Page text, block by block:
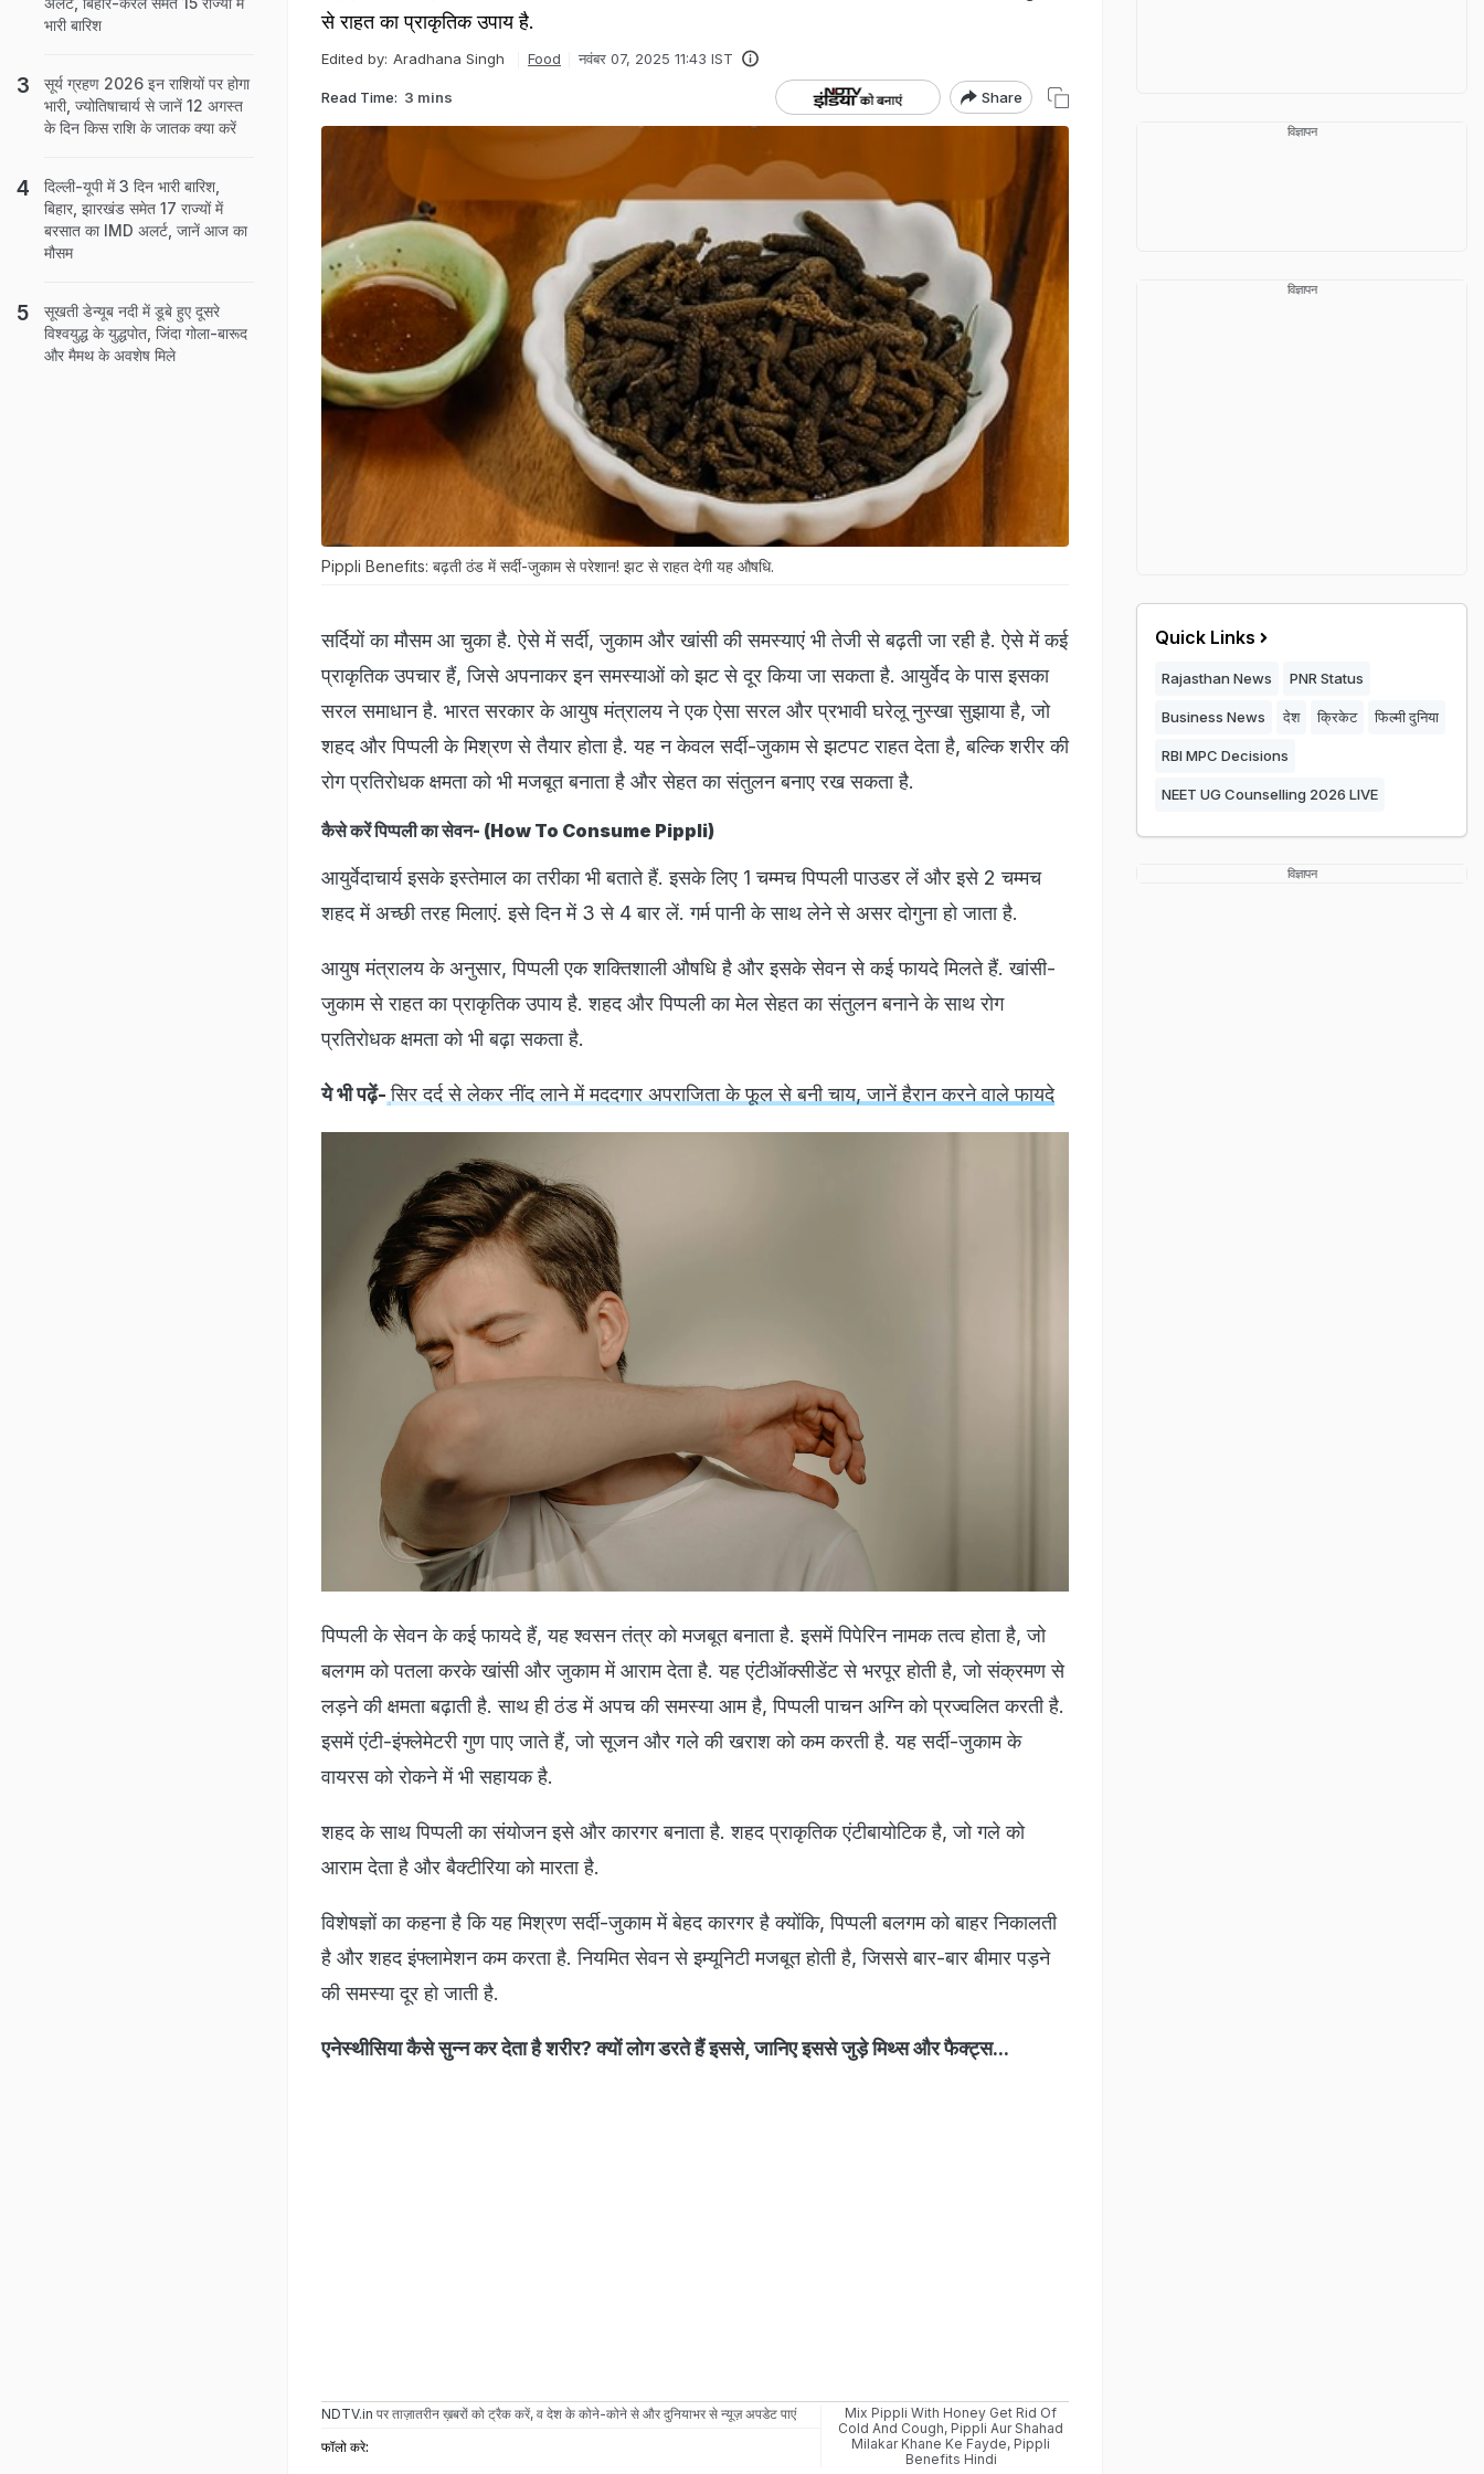
से राहत का प्राकृतिक उपाय है.
Edited by: Aradhana Singh Food नवंबर 07, 2025 11:43 IST
Read Time: 3 mins Share
Pippli Benefits: बढ़ती ठंड में सर्दी-जुकाम से परेशान! झट से राहत देगी यह औषधि.
सर्दियों का मौसम आ चुका है. ऐसे में सर्दी, जुकाम और खांसी की समस्याएं भी तेजी से बढ़ती जा रही है. ऐसे में कई
प्राकृतिक उपचार हैं, जिसे अपनाकर इन समस्याओं को झट से दूर किया जा सकता है. आयुर्वेद के पास इसका
सरल समाधान है. भारत सरकार के आयुष मंत्रालय ने एक ऐसा सरल और प्रभावी घरेलू नुस्खा सुझाया है, जो
शहद और पिप्पली के मिश्रण से तैयार होता है. यह न केवल सर्दी-जुकाम से झटपट राहत देता है, बल्कि शरीर की
रोग प्रतिरोधक क्षमता को भी मजबूत बनाता है और सेहत का संतुलन बनाए रख सकता है.
कैसे करें पिप्पली का सेवन- (How To Consume Pippli)
आयुर्वेदाचार्य इसके इस्तेमाल का तरीका भी बताते हैं. इसके लिए 1 चम्मच पिप्पली पाउडर लें और इसे 2 चम्मच
शहद में अच्छी तरह मिलाएं. इसे दिन में 3 से 4 बार लें. गर्म पानी के साथ लेने से असर दोगुना हो जाता है.
आयुष मंत्रालय के अनुसार, पिप्पली एक शक्तिशाली औषधि है और इसके सेवन से कई फायदे मिलते हैं. खांसी-
जुकाम से राहत का प्राकृतिक उपाय है. शहद और पिप्पली का मेल सेहत का संतुलन बनाने के साथ रोग
प्रतिरोधक क्षमता को भी बढ़ा सकता है.
ये भी पढ़ें- सिर दर्द से लेकर नींद लाने में मददगार अपराजिता के फूल से बनी चाय, जानें हैरान करने वाले फायदे
पिप्पली के सेवन के कई फायदे हैं, यह श्वसन तंत्र को मजबूत बनाता है. इसमें पिपेरिन नामक तत्व होता है, जो
बलगम को पतला करके खांसी और जुकाम में आराम देता है. यह एंटीऑक्सीडेंट से भरपूर होती है, जो संक्रमण से
लड़ने की क्षमता बढ़ाती है. साथ ही ठंड में अपच की समस्या आम है, पिप्पली पाचन अग्नि को प्रज्वलित करती है.
इसमें एंटी-इंफ्लेमेटरी गुण पाए जाते हैं, जो सूजन और गले की खराश को कम करती है. यह सर्दी-जुकाम के
वायरस को रोकने में भी सहायक है.
शहद के साथ पिप्पली का संयोजन इसे और कारगर बनाता है. शहद प्राकृतिक एंटीबायोटिक है, जो गले को
आराम देता है और बैक्टीरिया को मारता है.
विशेषज्ञों का कहना है कि यह मिश्रण सर्दी-जुकाम में बेहद कारगर है क्योंकि, पिप्पली बलगम को बाहर निकालती
है और शहद इंफ्लामेशन कम करता है. नियमित सेवन से इम्यूनिटी मजबूत होती है, जिससे बार-बार बीमार पड़ने
की समस्या दूर हो जाती है.
एनेस्थीसिया कैसे सुन्न कर देता है शरीर? क्यों लोग डरते हैं इससे, जानिए इससे जुड़े मिथ्स और फैक्ट्स...
NDTV.in पर ताज़ातरीन ख़बरों को ट्रैक करें, व देश के कोने-कोने से और दुनियाभर से न्यूज़ अपडेट पाएं
फॉलो करे:
Mix Pippli With Honey Get Rid Of
Cold And Cough, Pippli Aur Shahad
Milakar Khane Ke Fayde, Pippli
Benefits Hindi
भारी बारिश
सूर्य ग्रहण 2026 इन राशियों पर होगा
भारी, ज्योतिषाचार्य से जानें 12 अगस्त
के दिन किस राशि के जातक क्या करें
दिल्ली-यूपी में 3 दिन भारी बारिश,
बिहार, झारखंड समेत 17 राज्यों में
बरसात का IMD अलर्ट, जानें आज का
मौसम
सूखती डेन्यूब नदी में डूबे हुए दूसरे
विश्वयुद्ध के युद्धपोत, जिंदा गोला-बारूद
और मैमथ के अवशेष मिले
विज्ञापन
विज्ञापन
Quick Links
Rajasthan News PNR Status
Business News देश क्रिकेट फिल्मी दुनिया
RBI MPC Decisions
NEET UG Counselling 2026 LIVE
विज्ञापन